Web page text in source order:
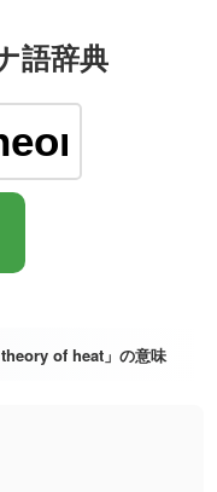
語辞典
theory of heat」の意味